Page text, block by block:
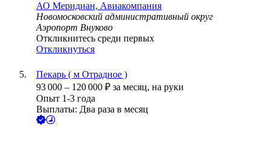
АО Меридиан, Авиакомпания
Новомосковский административный округ
Аэропорт Внуково
Откликнитесь среди первых
Откликнуться
Пекарь ( м Отрадное )
93 000 – 120 000 ₽ за месяц, на руки
Опыт 1-3 года
Выплаты: Два раза в месяц